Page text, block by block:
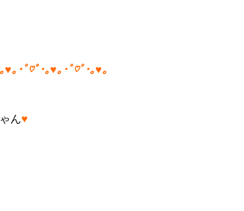
｡♥｡･ﾟ♡ﾟ･｡♥｡･ﾟ♡ﾟ･｡♥｡
ん♥